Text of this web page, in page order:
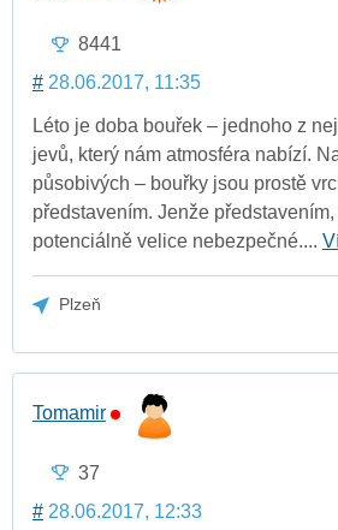
8441
# 28.06.2017, 11:35
Léto je doba bouřek – jednoho z
jevů, který nám atmosféra nabízí.
působivých – bouřky jsou prostě
představením. Jenže
potenciálně velice nebezpečné....
Plzeň
Tomamir
37
# 28.06.2017, 12:33